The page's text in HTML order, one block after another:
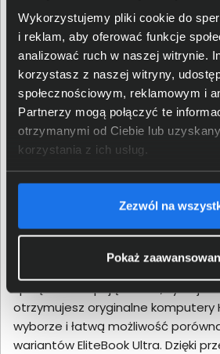
Wykorzystujemy pliki cookie do
i reklam, aby oferować funkcje
analizować ruch w naszej witrynie.
korzystasz z naszej witryny,
społecznościowym, reklamowym i
Partnerzy mogą połączyć te
otrzymanymi od Ciebie lub
korzystania z ich usług.
Zezwól na
Pokaż
wymagające większej mocy
Sprawdź procesor i pamięć –
odpowiednia ilość RAM to
działania.
Zadbaj o bezpieczeństwo –
funkcjami biometrycznymi i
zabezpieczeń sprzętowych.
Uwzględnij integrację z
kompatybilność z systemowi
istotne elementy.
Dlaczego Delkom.pl?
Delkom.pl to sklep specjalizujący
sprzęcie IT. Kupując u nas,
otrzymujesz oryginalne komputery
wyborze i łatwą możliwość
wariantów EliteBook Ultra. Dzięki